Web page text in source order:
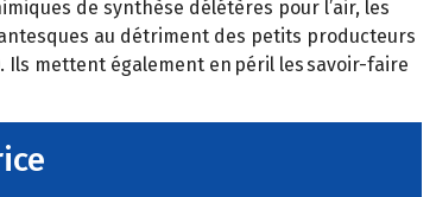
de synthèse délétères pour l’air, les
au détriment des petits producteurs
Ils mettent également en péril les savoir-faire